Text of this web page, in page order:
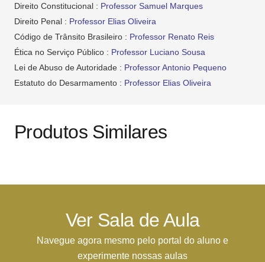
Direito Constitucional : Professor Samuel Marques
Direito Penal : Professor Elias Oliveira
Código de Trânsito Brasileiro : Professor Renato Reis
Ética no Serviço Público : Professor Luciano Sousa
Lei de Abuso de Autoridade : Professor Antonio Pequeno
Estatuto do Desarmamento : Professor Elias Oliveira
Produtos Similares
Ver Sala de Aula
Navegue agora mesmo pelo portal do aluno e
experimente nossas aulas